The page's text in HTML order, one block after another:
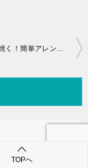
そうめんを焼く！簡単アレンジレシピでカリカリ＆絶品ランチ
TOPへ